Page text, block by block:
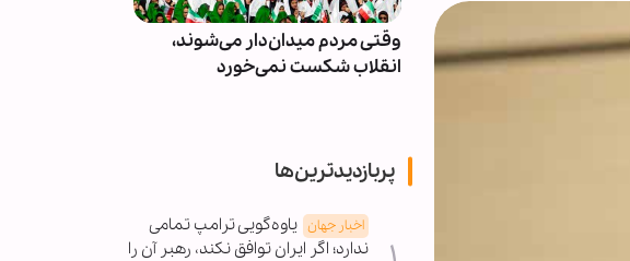
در طوفان ترور و
وقتی مردم میدان‌دار می‌شوند،
انقلاب شکست نمی‌خورد
پربازدیدترین‌ها
اخبار جهان یاوه‌گویی ترامپ تمامی
ندارد؛ اگر ایران توافق نکند، رهبر آن را